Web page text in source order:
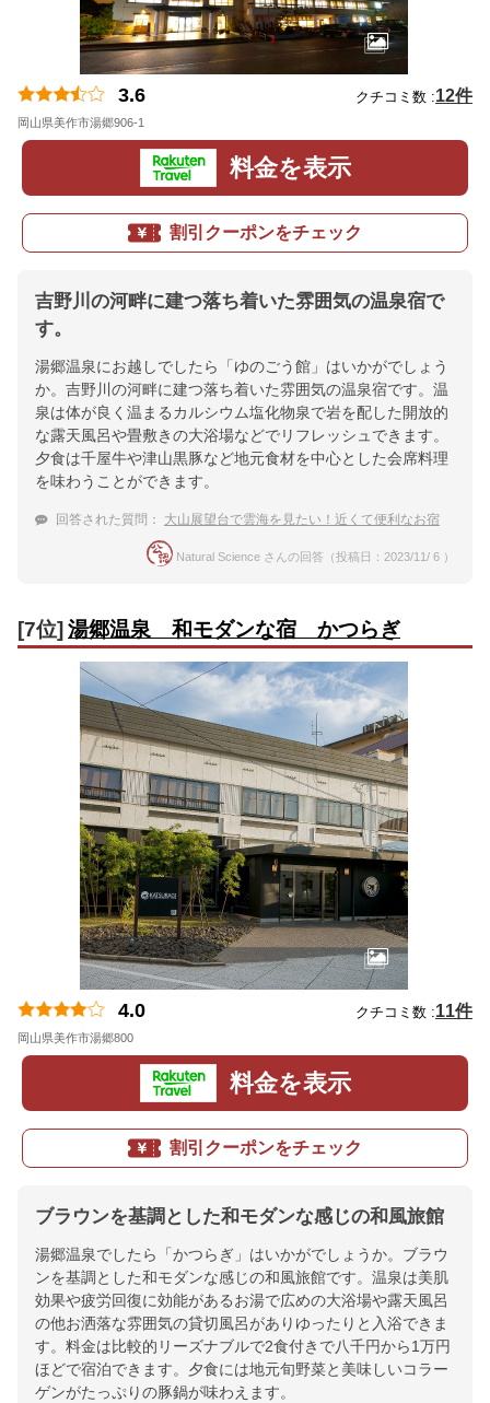
3.6 クチコミ数 :12件
岡山県美作市湯郷906-1
料金を表示
割引クーポンをチェック
吉野川の河畔に建つ落ち着いた雰囲気の温泉宿で
す。
湯郷温泉にお越しでしたら「ゆのごう館」はいかがでしょう
か。吉野川の河畔に建つ落ち着いた雰囲気の温泉宿です。温
泉は体が良く温まるカルシウム塩化物泉で岩を配した開放的
な露天風呂や畳敷きの大浴場などでリフレッシュできます。
夕食は千屋牛や津山黒豚など地元食材を中心とした会席料理
を味わうことができます。
回答された質問： 大山展望台で雲海を見たい！近くて便利なお宿
Natural Science さんの回答（投稿日：2023/11/ 6 ）
[7位] 湯郷温泉 和モダンな宿 かつらぎ
4.0 クチコミ数 :11件
岡山県美作市湯郷800
料金を表示
割引クーポンをチェック
ブラウンを基調とした和モダンな感じの和風旅館
湯郷温泉でしたら「かつらぎ」はいかがでしょうか。ブラウ
ンを基調とした和モダンな感じの和風旅館です。温泉は美肌
効果や疲労回復に効能があるお湯で広めの大浴場や露天風呂
の他お洒落な雰囲気の貸切風呂がありゆったりと入浴できま
す。料金は比較的リーズナブルで2食付きで八千円から1万円
ほどで宿泊できます。夕食には地元旬野菜と美味しいコラー
ゲンがたっぷりの豚鍋が味わえます。